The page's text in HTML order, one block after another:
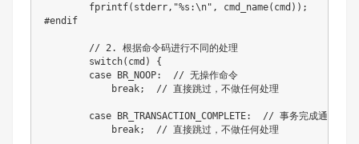
        fprintf(stderr,"%s:\n", cmd_name(cmd));
#endif
        // 2. 根据命令码进行不同的处理
        switch(cmd) {
        case BR_NOOP:  // 无操作命令
            break;  // 直接跳过，不做任何处理
        case BR_TRANSACTION_COMPLETE:  // 事务完成通知
            break;  // 直接跳过，不做任何处理